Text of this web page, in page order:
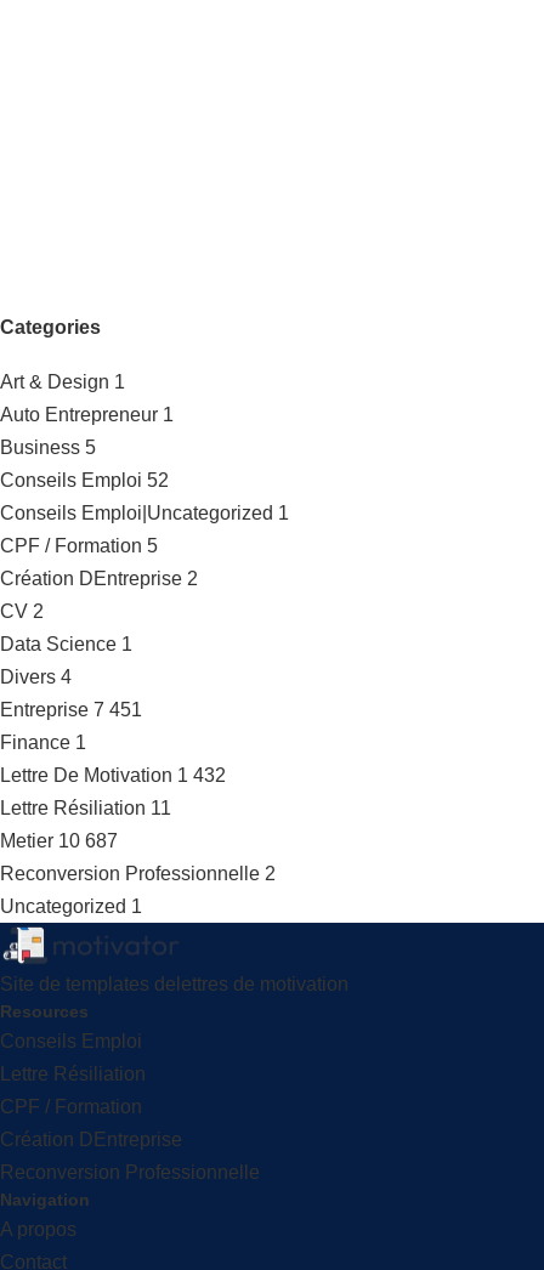
Categories
Art & Design 1
Auto Entrepreneur 1
Business 5
Conseils Emploi 52
Conseils Emploi|Uncategorized 1
CPF / Formation 5
Création DEntreprise 2
CV 2
Data Science 1
Divers 4
Entreprise 7 451
Finance 1
Lettre De Motivation 1 432
Lettre Résiliation 11
Metier 10 687
Reconversion Professionnelle 2
Uncategorized 1
Site de templates delettres de motivation
Resources
Conseils Emploi
Lettre Résiliation
CPF / Formation
Création DEntreprise
Reconversion Professionnelle
Navigation
A propos
Contact